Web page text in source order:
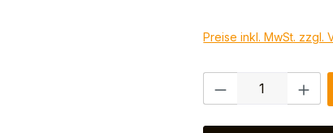
Preise inkl. MwSt. zzgl.
Produkt Anzahl: